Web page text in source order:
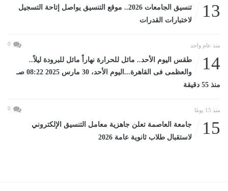
13
تنسيق الجامعات 2026.. موقع التنسيق يواصل إتاحة التسجيل
لاختبارات القدرات
منذ عام واحد 0
14
طقس اليوم الأحد.. مائل للحرارة نهاراً مائل للبرودة ليلاً..
والعظمى فى القاهرة...اليوم الأحد، 30 مارس 2025 08:22 صـ
منذ 55 دقيقة
منذ 15 يومًا 0
15
جامعة العاصمة تعلن جاهزية معامل التنسيق الإلكتروني
لاستقبال طلاب ثانوية عامة 2026